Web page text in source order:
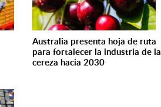
Australia presenta hoja de ruta
para fortalecer la industria de la
cereza hacia 2030